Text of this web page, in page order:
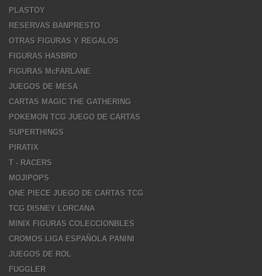
PLASTOY
RESERVAS BANPRESTO
OTRAS FIGURAS Y REGALOS
FIGURAS HASBRO
FIGURAS McFARLANE
JUEGOS DE MESA
CARTAS MAGIC THE GATHERING
POKEMON TCG JUEGO DE CARTAS
SUPERTHINGS
PIRATIX
T - RACERS
MOJIPOPS
ONE PIECE JUEGO DE CARTAS TCG
TCG DISNEY LORCANA
MINIX FIGURAS COLECCIONBLES
CROMOS LIGA ESPAÑOLA PANINI
JUEGOS DE ROL
FUGGLER